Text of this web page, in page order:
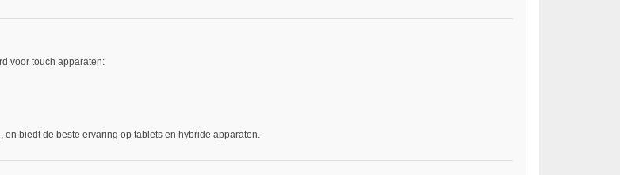
voor touch apparaten:
biedt de beste ervaring op tablets en hybride apparaten.